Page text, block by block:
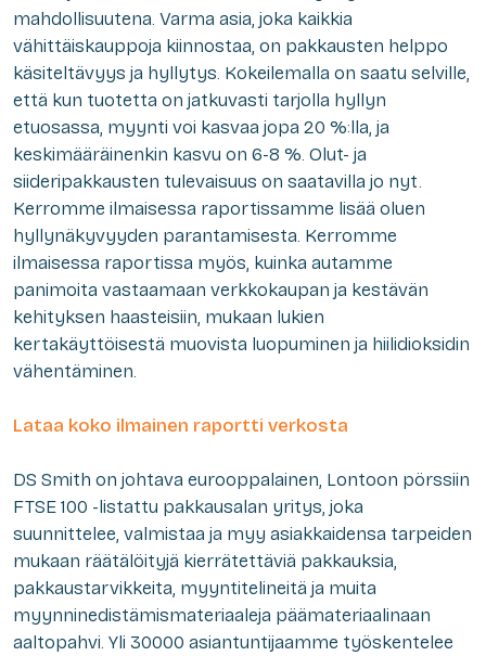
mahdollisuutena. Varma asia, joka kaikkia
vähittäiskauppoja kiinnostaa, on pakkausten helppo
käsiteltävyys ja hyllytys. Kokeilemalla on saatu selville,
että kun tuotetta on jatkuvasti tarjolla hyllyn
etuosassa, myynti voi kasvaa jopa 20 %:lla, ja
keskimääräinenkin kasvu on 6-8 %. Olut- ja
siideripakkausten tulevaisuus on saatavilla jo nyt.
Kerromme ilmaisessa raportissamme lisää oluen
hyllynäkyvyyden parantamisesta. Kerromme
ilmaisessa raportissa myös, kuinka autamme
panimoita vastaamaan verkkokaupan ja kestävän
kehityksen haasteisiin, mukaan lukien
kertakäyttöisestä muovista luopuminen ja hiilidioksidin
vähentäminen.
Lataa koko ilmainen raportti verkosta
DS Smith on johtava eurooppalainen, Lontoon pörssiin
FTSE 100 -listattu pakkausalan yritys, joka
suunnittelee, valmistaa ja myy asiakkaidensa tarpeiden
mukaan räätälöityjä kierrätettäviä pakkauksia,
pakkaustarvikkeita, myyntitelineitä ja muita
myynninedistämismateriaaleja päämateriaalinaan
aaltopahvi. Yli 30000 asiantuntijaamme työskentelee